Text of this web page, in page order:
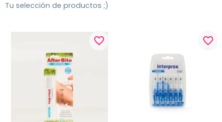
Tu selección de productos ;)
favorite_border favorite_border